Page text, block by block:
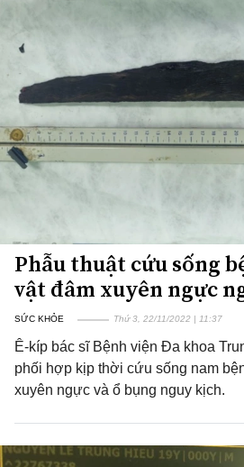
Phẫu thuật cứu sống
vật đâm xuyên ngực
SỨC KHỎE Thứ 3, 22/11/2022 | 11:37
Ê-kíp bác sĩ Bệnh viện Đa khoa
phối hợp kịp thời cứu sống nam
xuyên ngực và ổ bụng nguy kịch.